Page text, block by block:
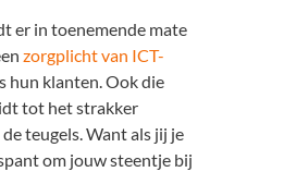
er in toenemende mate
zorgplicht van ICT-
hun klanten. Ook die
tot het strakker
teugels. Want als jij je
om jouw steentje bij